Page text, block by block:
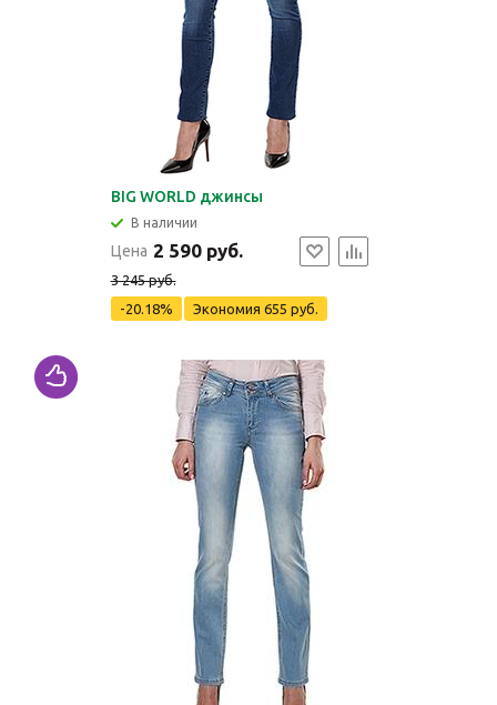
BIG WORLD джинсы
В наличии
Цена 2 590 руб.
3 245 руб.
-20.18%
Экономия 655 руб.